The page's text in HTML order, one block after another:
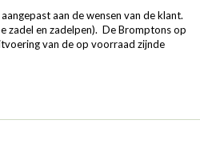
aan de wensen van de klant.
zadel en zadelpen). De Bromptons op
van de op voorraad zijnde